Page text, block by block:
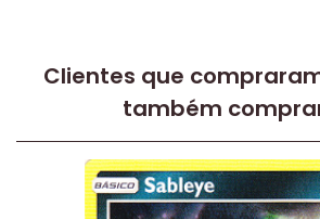
Clientes que
também